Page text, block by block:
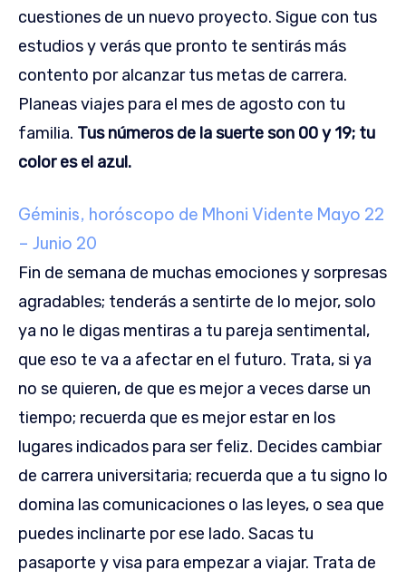
cuestiones de un nuevo proyecto. Sigue con tus
estudios y verás que pronto te sentirás más
contento por alcanzar tus metas de carrera.
Planeas viajes para el mes de agosto con tu
familia. Tus números de la suerte son 00 y 19; tu
color es el azul.
Géminis, horóscopo de Mhoni Vidente Mayo 22
– Junio 20
Fin de semana de muchas emociones y sorpresas
agradables; tenderás a sentirte de lo mejor, solo
ya no le digas mentiras a tu pareja sentimental,
que eso te va a afectar en el futuro. Trata, si ya
no se quieren, de que es mejor a veces darse un
tiempo; recuerda que es mejor estar en los
lugares indicados para ser feliz. Decides cambiar
de carrera universitaria; recuerda que a tu signo lo
domina las comunicaciones o las leyes, o sea que
puedes inclinarte por ese lado. Sacas tu
pasaporte y visa para empezar a viajar. Trata de